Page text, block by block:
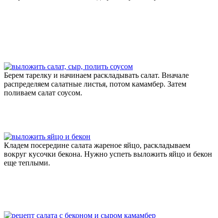
Берем тарелку и начинаем раскладывать салат. Вначале
распределяем салатные листья, потом камамбер. Затем
поливаем салат соусом.
Кладем посередине салата жареное яйцо, раскладываем
вокруг кусочки бекона. Нужно успеть выложить яйцо и бекон
еще теплыми.